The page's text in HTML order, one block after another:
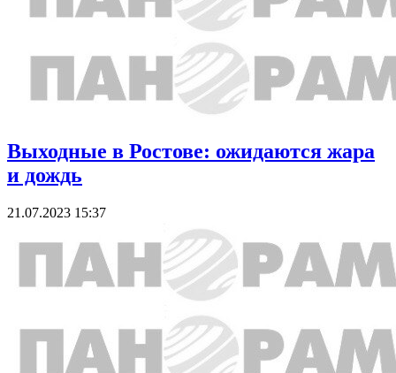
Выходные в Ростове: ожидаются жара
и дождь
21.07.2023 15:37